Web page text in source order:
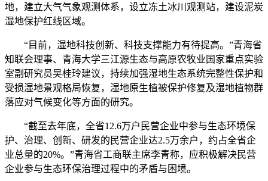
地，建立大气气象观测体系，设立冻土冰川观测站，建设泥炭
湿地保护红线区域。
“目前，湿地科技创新、科技支撑能力有待提高。”青海省
知联会理事、青海大学三江源生态与高原农牧业国家重点实验
室副研究员吴桂玲建议，持续加强湿地生态系统完整性保护和
受损湿地景观格局恢复，湿地原生植被保护修复及湿地植物群
落应对气候变化等方面的研究。
“截至去年底，全省12.6万户民营企业中参与生态环境保
护、治理、创新、研发的民营企业达2.5万余户，约占全省企
业总量的20%。”青海省工商联主席李青称，应积极解决民营
企业参与生态环保治理过程中的矛盾与困境。